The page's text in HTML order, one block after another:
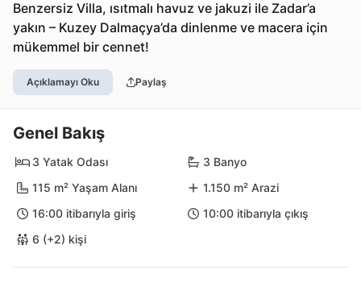
Benzersiz Villa, ısıtmalı havuz ve jakuzi ile Zadar’a
yakın – Kuzey Dalmaçya’da dinlenme ve macera için
mükemmel bir cennet!
Açıklamayı Oku Paylaş
Genel Bakış
3 Yatak Odası
3 Banyo
115 m² Yaşam Alanı
1.150 m² Arazi
16:00 itibarıyla giriş
10:00 itibarıyla çıkış
6 (+2) kişi